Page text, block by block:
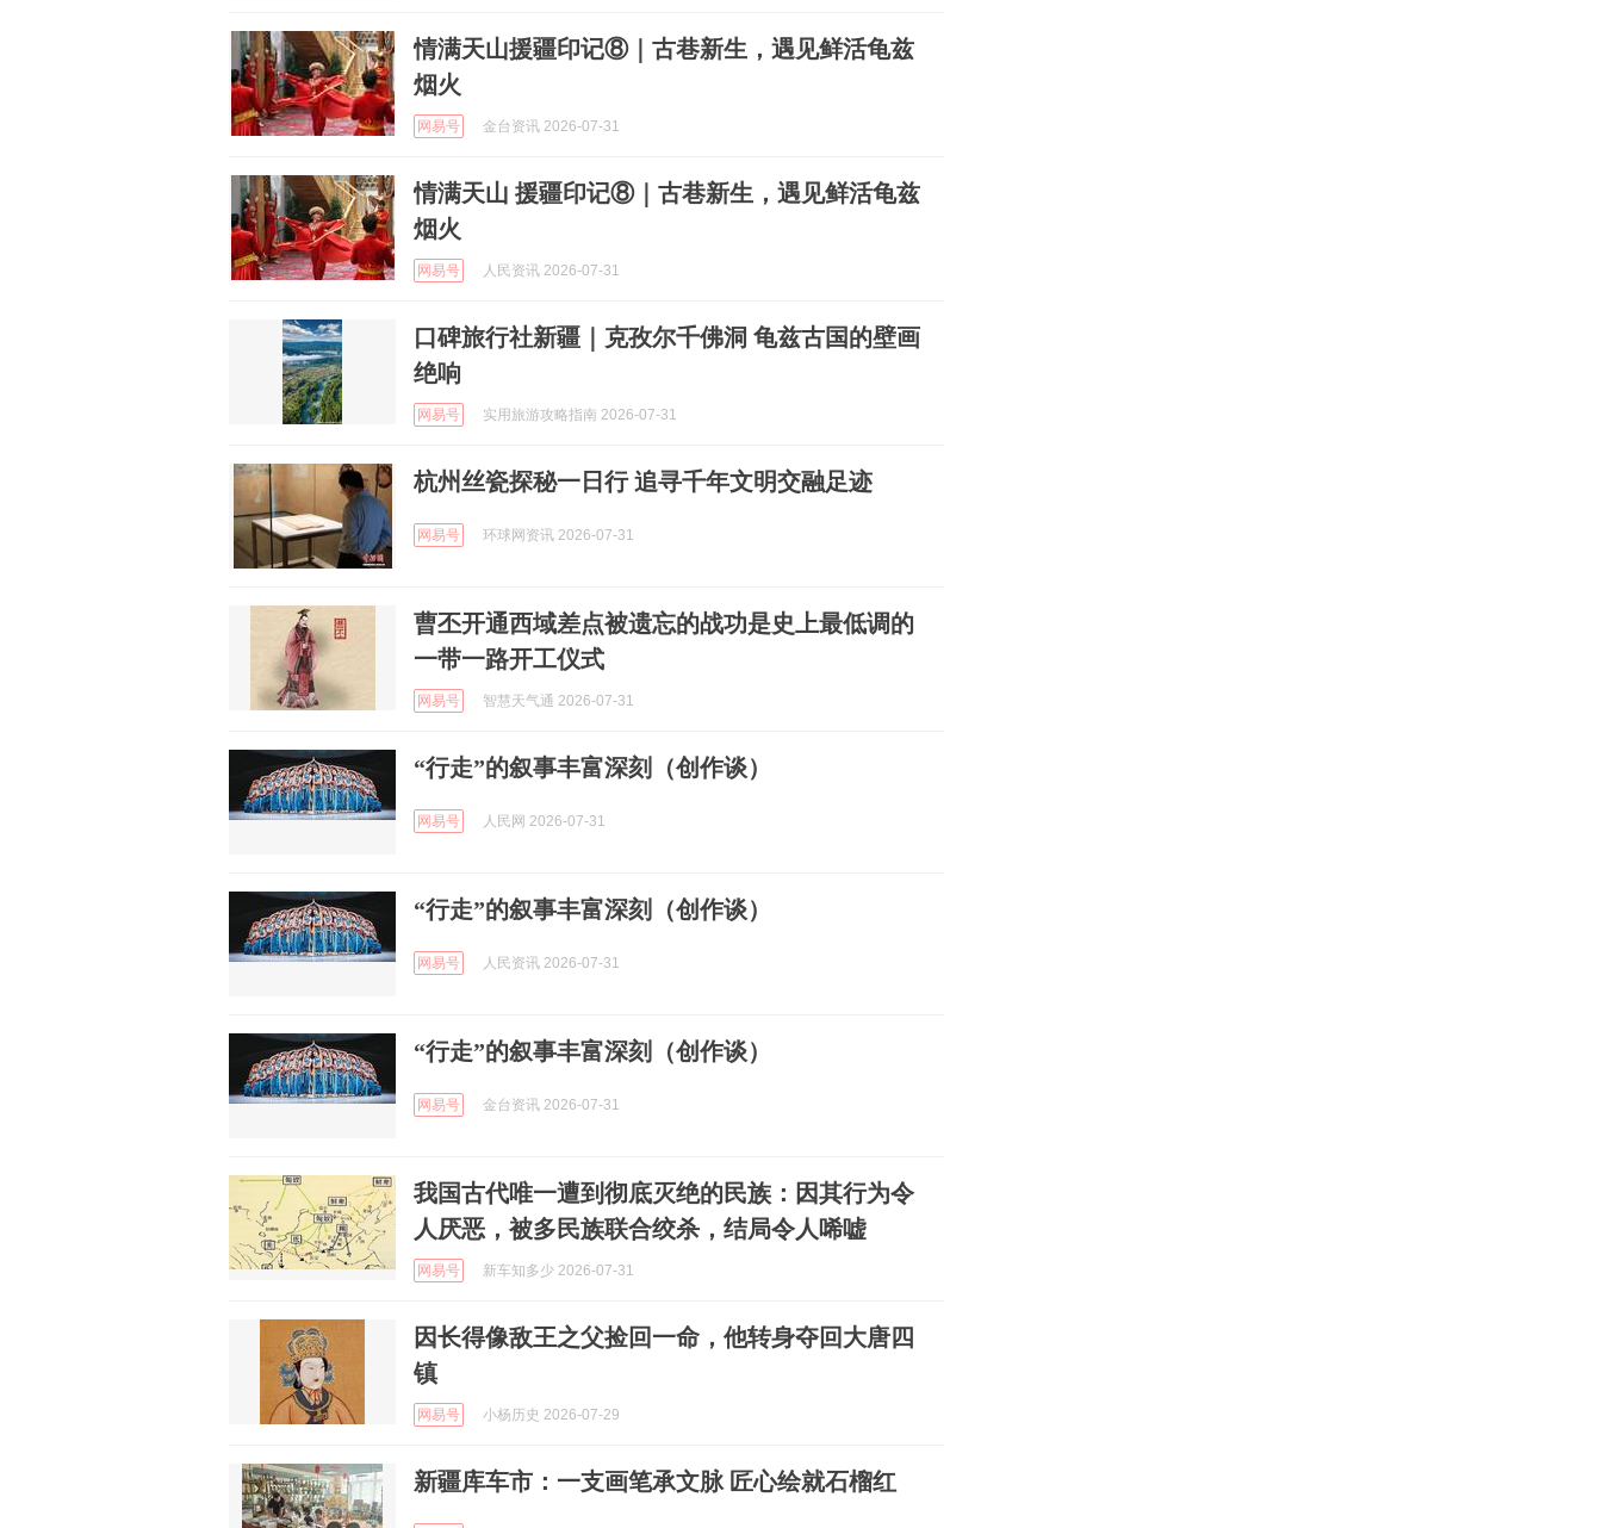
情满天山援疆印记⑧｜古巷新生，遇见鲜活龟兹
烟火
网易号 金台资讯 2026-07-31
情满天山 援疆印记⑧｜古巷新生，遇见鲜活龟兹
烟火
网易号 人民资讯 2026-07-31
口碑旅行社新疆｜克孜尔千佛洞 龟兹古国的壁画
绝响
网易号 实用旅游攻略指南 2026-07-31
杭州丝瓷探秘一日行 追寻千年文明交融足迹
网易号 环球网资讯 2026-07-31
曹丕开通西域差点被遗忘的战功是史上最低调的
一带一路开工仪式
网易号 智慧天气通 2026-07-31
“行走”的叙事丰富深刻（创作谈）
网易号 人民网 2026-07-31
“行走”的叙事丰富深刻（创作谈）
网易号 人民资讯 2026-07-31
“行走”的叙事丰富深刻（创作谈）
网易号 金台资讯 2026-07-31
我国古代唯一遭到彻底灭绝的民族：因其行为令
人厌恶，被多民族联合绞杀，结局令人唏嘘
网易号 新车知多少 2026-07-31
因长得像敌王之父捡回一命，他转身夺回大唐四
镇
网易号 小杨历史 2026-07-29
新疆库车市：一支画笔承文脉 匠心绘就石榴红